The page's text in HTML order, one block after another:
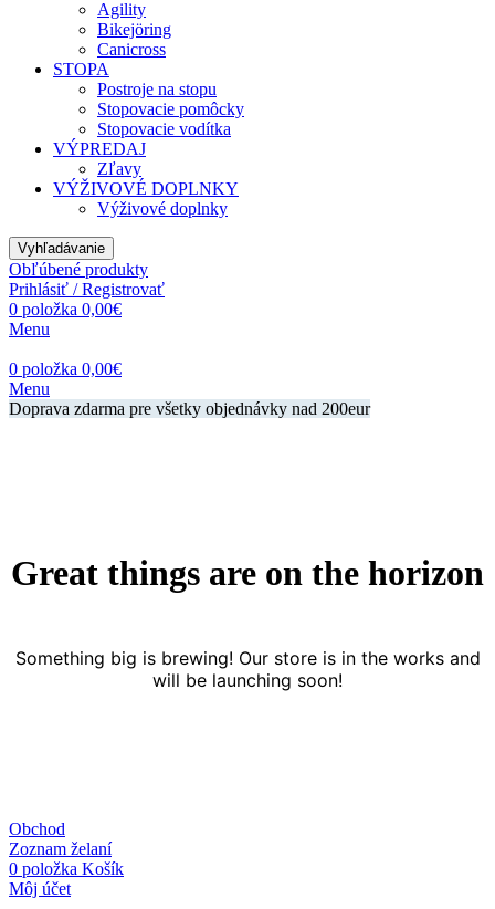
Agility
Bikejöring
Canicross
STOPA
Postroje na stopu
Stopovacie pomôcky
Stopovacie vodítka
VÝPREDAJ
Zľavy
VÝŽIVOVÉ DOPLNKY
Výživové doplnky
Vyhľadávanie
Obľúbené produkty
Prihlásiť / Registrovať
0 položka 0,00€
Menu
0 položka 0,00€
Menu
Doprava zdarma pre všetky objednávky nad 200eur
Great things are on the horizon
Something big is brewing! Our store is in the works and
will be launching soon!
Obchod
Zoznam želaní
0 položka Košík
Môj účet